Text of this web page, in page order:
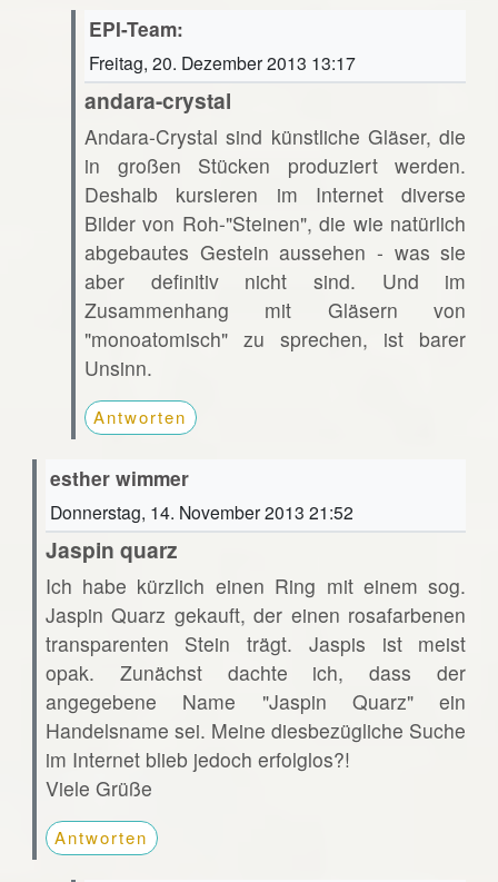
EPI-Team:
Freitag, 20. Dezember 2013 13:17
andara-crystal
Andara-Crystal sind künstliche Gläser, die
in großen Stücken produziert werden.
Deshalb kursieren im Internet diverse
Bilder von Roh-"Steinen", die wie natürlich
abgebautes Gestein aussehen - was sie
aber definitiv nicht sind. Und im
Zusammenhang mit Gläsern von
"monoatomisch" zu sprechen, ist barer
Unsinn.
Antworten
esther wimmer
Donnerstag, 14. November 2013 21:52
Jaspin quarz
Ich habe kürzlich einen Ring mit einem sog.
Jaspin Quarz gekauft, der einen rosafarbenen
transparenten Stein trägt. Jaspis ist meist
opak. Zunächst dachte ich, dass der
angegebene Name "Jaspin Quarz" ein
Handelsname sei. Meine diesbezügliche Suche
im Internet blieb jedoch erfolglos?!
Viele Grüße
Antworten